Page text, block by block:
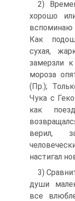
2)
хорошо
Как
сухая,
замерзли
мороза
(Пр.);
Чука с
как
верил,
настигал
3)
души
все